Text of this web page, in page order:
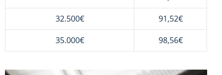
32.500€
91,52€
35.000€
98,56€